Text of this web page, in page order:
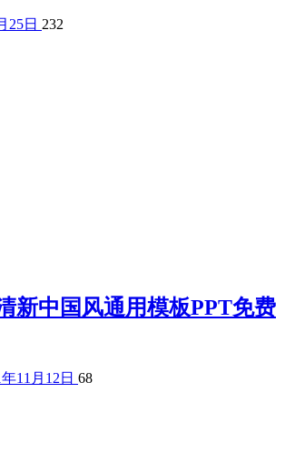
25日 232
新中国风通用模板PPT免费
11月12日 68